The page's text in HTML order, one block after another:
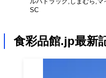
SC
食彩品館.jp最新